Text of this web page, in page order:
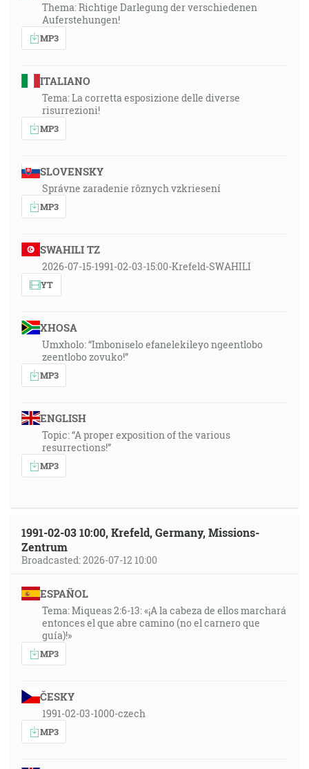
Thema: Richtige Darlegung der verschiedenen
Auferstehungen!
MP3
ITALIANO
Tema: La corretta esposizione delle diverse
risurrezioni!
MP3
SLOVENSKY
Správne zaradenie rôznych vzkriesení
MP3
SWAHILI TZ
2026-07-15-1991-02-03-15:00-Krefeld-SWAHILI
YT
XHOSA
Umxholo: “Imboniselo efanelekileyo ngeentlobo
zeentlobo zovuko!”
MP3
ENGLISH
Topic: “A proper exposition of the various
resurrections!”
MP3
1991-02-03 10:00, Krefeld, Germany, Missions-
Zentrum
Broadcasted: 2026-07-12 10:00
ESPAÑOL
Tema: Miqueas 2:6-13: «¡A la cabeza de ellos marchará
entonces el que abre camino (no el carnero que
guía)!»
MP3
ČESKY
1991-02-03-1000-czech
MP3